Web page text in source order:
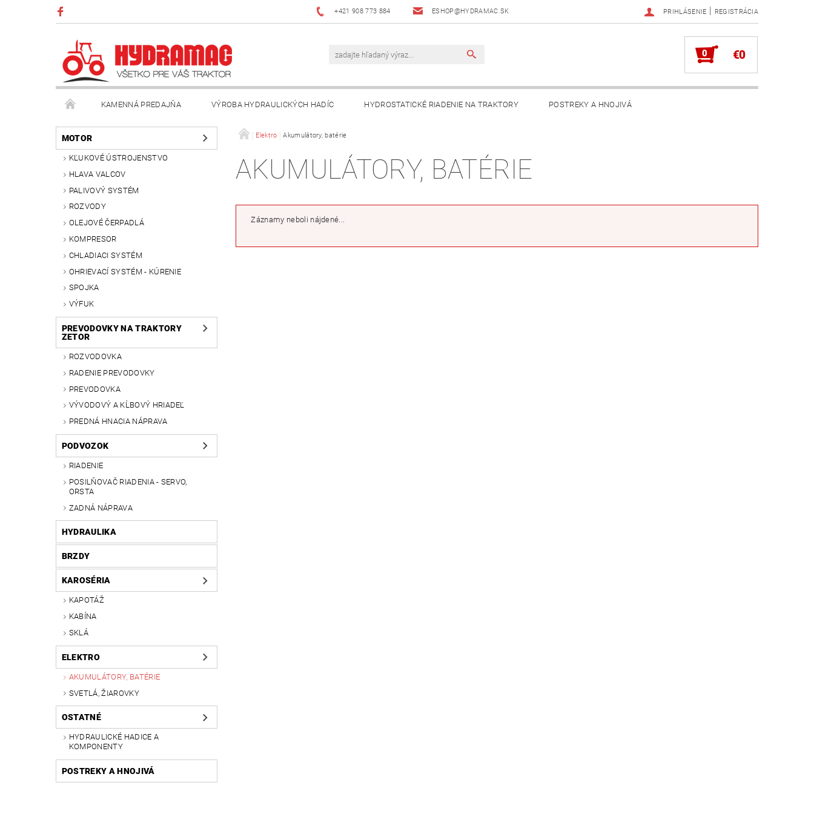
+421 908 773 884 ESHOP@HYDRAMAC.SK PRIHLÁSENIE | REGISTRÁCIA
0 €0
KAMENNÁ PREDAJŇA VÝROBA HYDRAULICKÝCH HADÍC HYDROSTATICKÉ RIADENIE NA TRAKTORY POSTREKY A HNOJIVÁ
VŠEOBECNÉ OBCHODNÉ PODMIENKY KONTAKT AKO NAKUPOVAŤ?
MOTOR
KĽUKOVÉ ÚSTROJENSTVO
HLAVA VALCOV
PALIVOVÝ SYSTÉM
ROZVODY
OLEJOVÉ ČERPADLÁ
KOMPRESOR
CHLADIACI SYSTÉM
OHRIEVACÍ SYSTÉM - KÚRENIE
SPOJKA
VÝFUK
PREVODOVKY NA TRAKTORY
ZETOR
ROZVODOVKA
RADENIE PREVODOVKY
PREVODOVKA
VÝVODOVÝ A KĹBOVÝ HRIADEĽ
PREDNÁ HNACIA NÁPRAVA
PODVOZOK
RIADENIE
POSILŇOVAČ RIADENIA - SERVO,
ORSTA
ZADNÁ NÁPRAVA
HYDRAULIKA
BRZDY
KAROSÉRIA
KAPOTÁŽ
KABÍNA
SKLÁ
ELEKTRO
AKUMULÁTORY, BATÉRIE
SVETLÁ, ŽIAROVKY
OSTATNÉ
HYDRAULICKÉ HADICE A
KOMPONENTY
POSTREKY A HNOJIVÁ
Elektro Akumulátory, batérie
AKUMULÁTORY, BATÉRIE
Záznamy neboli nájdené...